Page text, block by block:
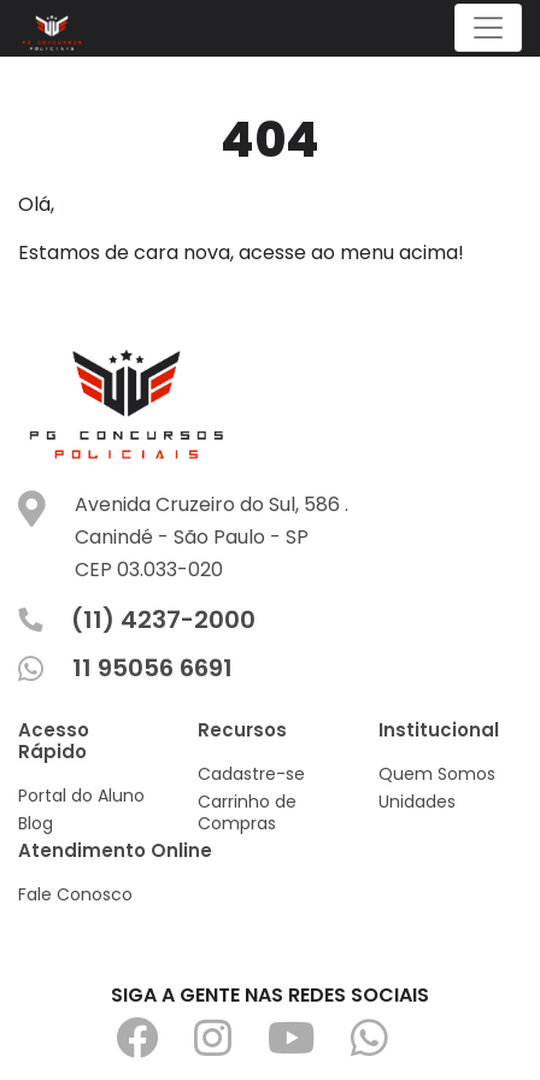
Menu
404
Olá,
Estamos de cara nova, acesse ao menu acima!
Avenida Cruzeiro do Sul, 586 .
Canindé - São Paulo - SP
CEP 03.033-020
(11) 4237-2000
11 95056 6691
Acesso
Rápido
Portal do Aluno
Blog
Recursos
Cadastre-se
Carrinho de
Compras
Institucional
Quem Somos
Unidades
Atendimento Online
Fale Conosco
SIGA A GENTE NAS REDES SOCIAIS